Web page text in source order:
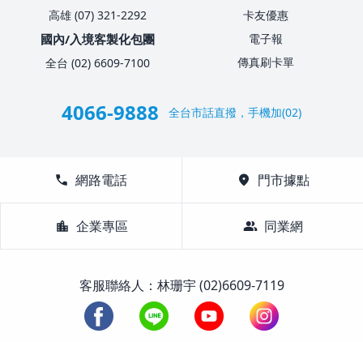
高雄 (07) 321-2292
國內/入境客製化包團
全台 (02) 6609-7100
卡友優惠
電子報
傳真刷卡單
4066-9888 全台市話直撥，手機加(02)
call 網路電話 location_on 門市據點
location_city 企業專區 group 同業網
客服聯絡人：林珊宇 (02)6609-7119